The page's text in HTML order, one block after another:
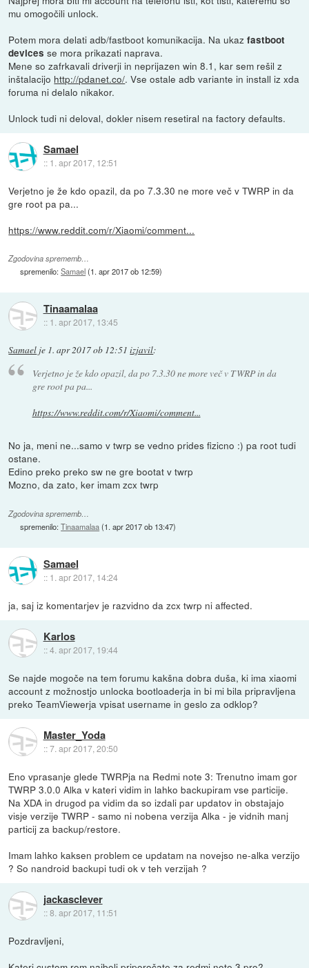
mu omogočili unlock.
Potem mora delati adb/fastboot komunikacija. Na ukazfastboot
devices se mora prikazati naprava.
Mene so zafrkavali driverji in neprijazen win 8.1, kar sem rešil z
inštalacijo http://pdanet.co/. Vse ostale adb variante in install iz xda
foruma ni delalo nikakor.
Unlock tudi ni deloval, dokler nisem resetiral na factory defaults.
Samael
:: 1. apr 2017, 12:51
Verjetno je že kdo opazil, da po 7.3.30 ne more več v TWRP in da
gre root pa pa...
https://www.reddit.com/r/Xiaomi/comment...
Zgodovina sprememb…
spremenilo:Samael(1. apr 2017 ob 12:59)
Tinaamalaa
:: 1. apr 2017, 13:45
Samael je 1. apr 2017 ob 12:51 izjavil:
Verjetno je že kdo opazil, da po 7.3.30 ne more več v TWRP in da
gre root pa pa...
https://www.reddit.com/r/Xiaomi/comment...
No ja, meni ne...samo v twrp se vedno prides fizicno :) pa root tudi
ostane.
Edino preko preko sw ne gre bootat v twrp
Mozno, da zato, ker imam zcx twrp
Zgodovina sprememb…
spremenilo:Tinaamalaa(1. apr 2017 ob 13:47)
Samael
:: 1. apr 2017, 14:24
ja, saj iz komentarjev je razvidno da zcx twrp ni affected.
Karlos
::4. apr 2017, 19:44
Se najde mogoče na tem forumu kakšna dobra duša, ki ima xiaomi
account z možnostjo unlocka bootloaderja in bi mi bila pripravljena
preko TeamViewerja vpisat username in geslo za odklop?
Master_Yoda
::7. apr 2017, 20:50
Eno vprasanje glede TWRPja na Redmi note 3: Trenutno imam gor
TWRP 3.0.0 Alka v kateri vidim in lahko backupiram vse particije.
Na XDA in drugod pa vidim da so izdali par updatov in obstajajo
visje verzije TWRP - samo ni nobena verzija Alka - je vidnih manj
particij za backup/restore.
Imam lahko kaksen problem ce updatam na novejso ne-alka verzijo
? So nandroid backupi tudi ok v teh verzijah ?
jackasclever
::8. apr 2017, 11:51
Pozdravljeni,